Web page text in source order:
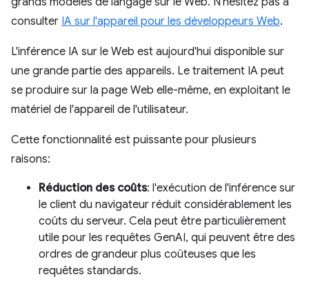
consulter IA sur l'appareil pour les développeurs Web.
L'inférence IA sur le Web est aujourd'hui disponible sur
une grande partie des appareils. Le traitement IA peut
se produire sur la page Web elle-même, en exploitant le
matériel de l'appareil de l'utilisateur.
Cette fonctionnalité est puissante pour plusieurs
raisons:
Réduction des coûts: l'exécution de l'inférence sur
le client du navigateur réduit considérablement les
coûts du serveur. Cela peut être particulièrement
utile pour les requêtes GenAI, qui peuvent être des
ordres de grandeur plus coûteuses que les
requêtes standards.